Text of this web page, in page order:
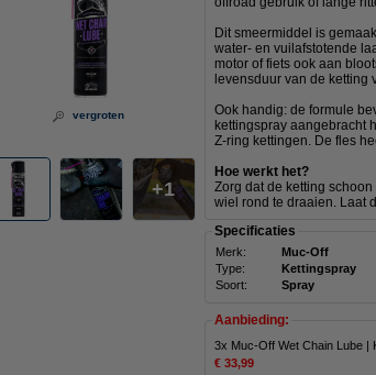
vergroten
1
Dit smeermiddel is
water- en vuilafstotende
motor of fiets ook aan
levensduur van de ketting
Ook handig: de formule
kettingspray aangebracht
Z-ring kettingen. De fles
Hoe werkt het?
Zorg dat de ketting
wiel rond te draaien. Laat
Specificaties
Merk: Muc-Off
Type:
Kettingspray
Soort:
Spray
Aanbieding:
3x Muc-Off Wet Chain Lube |
€ 33,99